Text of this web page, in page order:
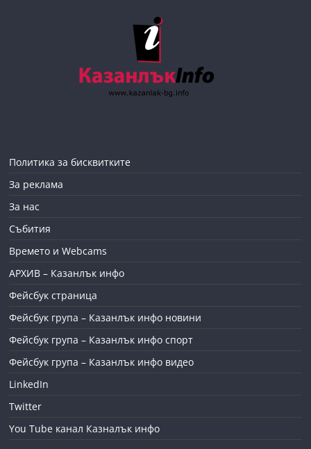
Политика за бисквитките
За реклама
За нас
Събития
Времето и Webcams
АРХИВ – Казанлък инфо
Фейсбук страница
Фейсбук група – Казанлък инфо новини
Фейсбук група – Казанлък инфо спорт
Фейсбук група – Казанлък инфо видео
LinkedIn
Twitter
You Tube канал Казналък инфо